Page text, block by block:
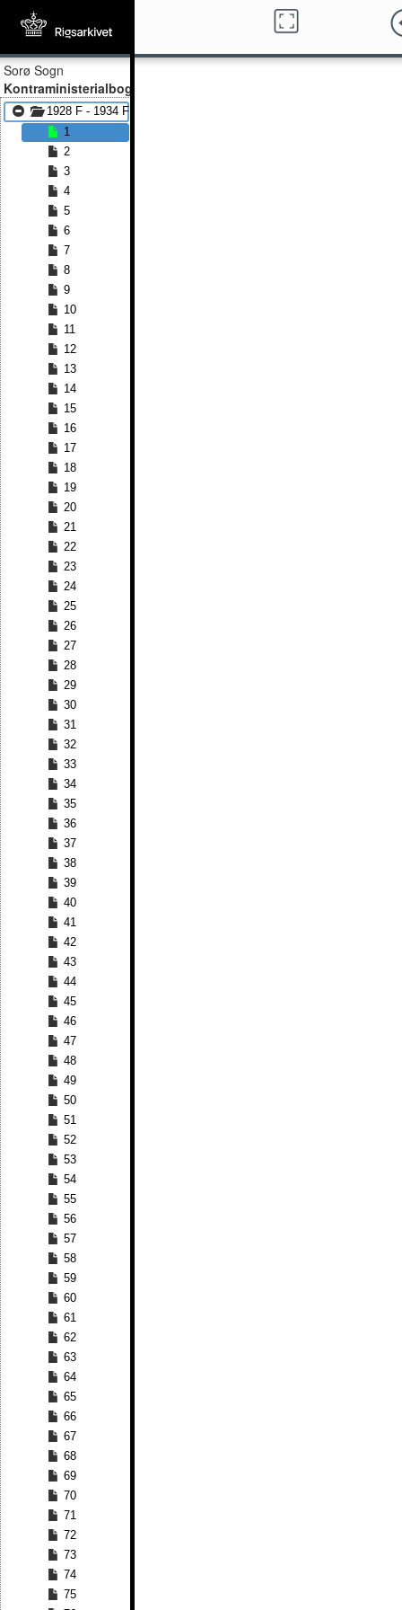
Sorø Sogn
Kontraministerialbog
1928 F - 1934 F
1
2
3
4
5
6
7
8
9
10
11
12
13
14
15
16
17
18
19
20
21
22
23
24
25
26
27
28
29
30
31
32
33
34
35
36
37
38
39
40
41
42
43
44
45
46
47
48
49
50
51
52
53
54
55
56
57
58
59
60
61
62
63
64
65
66
67
68
69
70
71
72
73
74
75